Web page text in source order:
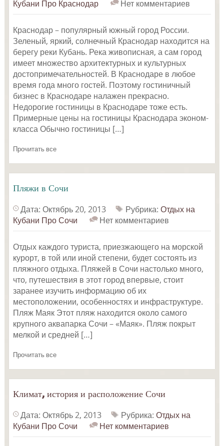
Кубани Про Краснодар Нет комментариев
Краснодар – популярный южный город России.
Зеленый, яркий, солнечный Краснодар находится на
берегу реки Кубань. Река живописная, а сам город
имеет множество архитектурных и культурных
достопримечательностей. В Краснодаре в любое
время года много гостей. Поэтому гостиничный
бизнес в Краснодаре налажен прекрасно.
Недорогие гостиницы в Краснодаре тоже есть.
Примерные цены на гостиницы Краснодара эконом-
класса Обычно гостиницы […]
Прочитать все
Пляжи в Сочи
Дата: Октябрь 20, 2013
Рубрика: Отдых на
Кубани Про Сочи Нет комментариев
Отдых каждого туриста, приезжающего на морской
курорт, в той или иной степени, будет состоять из
пляжного отдыха. Пляжей в Сочи настолько много,
что, путешествия в этот город впервые, стоит
заранее изучить информацию об их
местоположении, особенностях и инфраструктуре.
Пляж Маяк Этот пляж находится около самого
крупного аквапарка Сочи – «Маяк». Пляж покрыт
мелкой и средней […]
Прочитать все
Климат, история и расположение Сочи
Дата: Октябрь 2, 2013
Рубрика: Отдых на
Кубани Про Сочи Нет комментариев